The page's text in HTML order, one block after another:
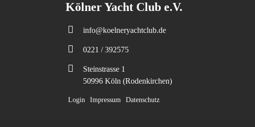
Kölner Yacht Club e.V.
info@koelneryachtclub.de
0221 / 392575
Steinstrasse 1
50996 Köln (Rodenkirchen)
Login Impressum Datenschutz